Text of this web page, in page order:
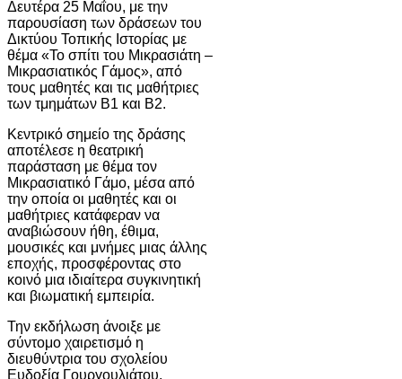
Δευτέρα 25 Μαΐου, με την
παρουσίαση των δράσεων του
Δικτύου Τοπικής Ιστορίας με
θέμα «Το σπίτι του Μικρασιάτη –
Μικρασιατικός Γάμος», από
τους μαθητές και τις μαθήτριες
των τμημάτων Β1 και Β2.
Κεντρικό σημείο της δράσης
αποτέλεσε η θεατρική
παράσταση με θέμα τον
Μικρασιατικό Γάμο, μέσα από
την οποία οι μαθητές και οι
μαθήτριες κατάφεραν να
αναβιώσουν ήθη, έθιμα,
μουσικές και μνήμες μιας άλλης
εποχής, προσφέροντας στο
κοινό μια ιδιαίτερα συγκινητική
και βιωματική εμπειρία.
Την εκδήλωση άνοιξε με
σύντομο χαιρετισμό η
διευθύντρια του σχολείου
Ευδοξία Γουργουλιάτου,